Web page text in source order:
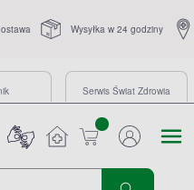
Wysyłka w 24 godziny
Serwis Świat Zdrowia
sztuk